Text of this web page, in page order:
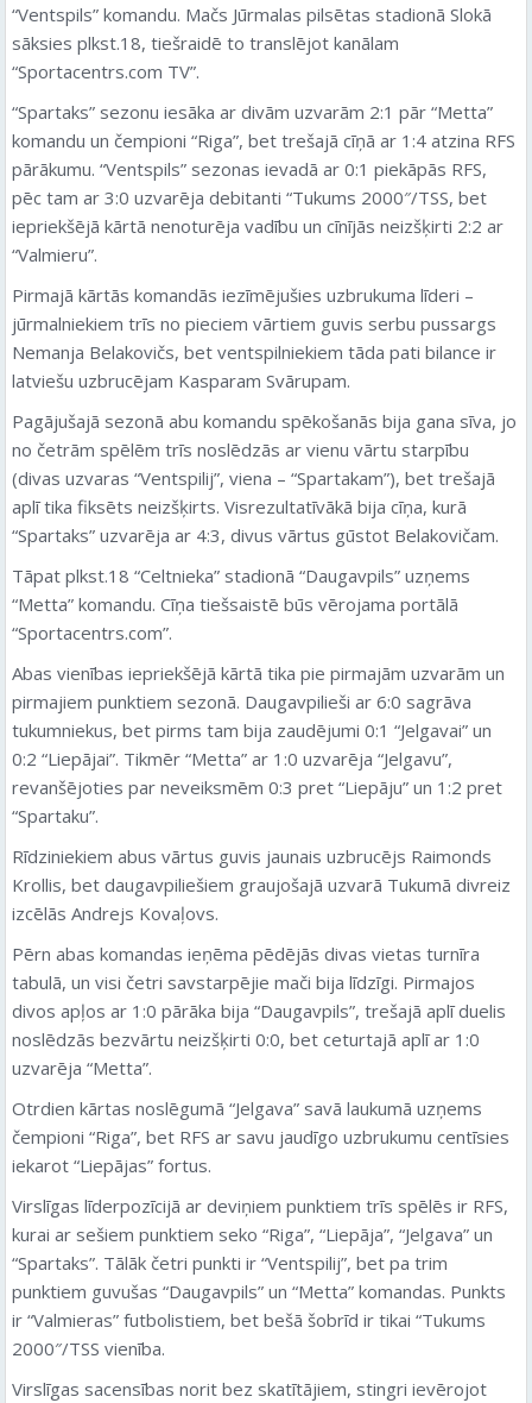
“Ventspils” komandu. Mačs Jūrmalas pilsētas stadionā Slokā
sāksies plkst.18, tiešraidē to translējot kanālam
“Sportacentrs.com TV”.
“Spartaks” sezonu iesāka ar divām uzvarām 2:1 pār “Metta”
komandu un čempioni “Riga”, bet trešajā cīņā ar 1:4 atzina RFS
pārākumu. “Ventspils” sezonas ievadā ar 0:1 piekāpās RFS,
pēc tam ar 3:0 uzvarēja debitanti “Tukums 2000″/TSS, bet
iepriekšējā kārtā nenoturēja vadību un cīnījās neizšķirti 2:2 ar
“Valmieru”.
Pirmajā kārtās komandās iezīmējušies uzbrukuma līderi –
jūrmalniekiem trīs no pieciem vārtiem guvis serbu pussargs
Nemanja Belakovičs, bet ventspilniekiem tāda pati bilance ir
latviešu uzbrucējam Kasparam Svārupam.
Pagājušajā sezonā abu komandu spēkošanās bija gana sīva, jo
no četrām spēlēm trīs noslēdzās ar vienu vārtu starpību
(divas uzvaras “Ventspilij”, viena – “Spartakam”), bet trešajā
aplī tika fiksēts neizšķirts. Visrezultatīvākā bija cīņa, kurā
“Spartaks” uzvarēja ar 4:3, divus vārtus gūstot Belakovičam.
Tāpat plkst.18 “Celtnieka” stadionā “Daugavpils” uzņems
“Metta” komandu. Cīņa tiešsaistē būs vērojama portālā
“Sportacentrs.com”.
Abas vienības iepriekšējā kārtā tika pie pirmajām uzvarām un
pirmajiem punktiem sezonā. Daugavpilieši ar 6:0 sagrāva
tukumniekus, bet pirms tam bija zaudējumi 0:1 “Jelgavai” un
0:2 “Liepājai”. Tikmēr “Metta” ar 1:0 uzvarēja “Jelgavu”,
revanšējoties par neveiksmēm 0:3 pret “Liepāju” un 1:2 pret
“Spartaku”.
Rīdziniekiem abus vārtus guvis jaunais uzbrucējs Raimonds
Krollis, bet daugavpiliešiem graujošajā uzvarā Tukumā divreiz
izcēlās Andrejs Kovaļovs.
Pērn abas komandas ieņēma pēdējās divas vietas turnīra
tabulā, un visi četri savstarpējie mači bija līdzīgi. Pirmajos
divos apļos ar 1:0 pārāka bija “Daugavpils”, trešajā aplī duelis
noslēdzās bezvārtu neizšķirti 0:0, bet ceturtajā aplī ar 1:0
uzvarēja “Metta”.
Otrdien kārtas noslēgumā “Jelgava” savā laukumā uzņems
čempioni “Riga”, bet RFS ar savu jaudīgo uzbrukumu centīsies
iekarot “Liepājas” fortus.
Virslīgas līderpozīcijā ar deviņiem punktiem trīs spēlēs ir RFS,
kurai ar sešiem punktiem seko “Riga”, “Liepāja”, “Jelgava” un
“Spartaks”. Tālāk četri punkti ir “Ventspilij”, bet pa trim
punktiem guvušas “Daugavpils” un “Metta” komandas. Punkts
ir “Valmieras” futbolistiem, bet bešā šobrīd ir tikai “Tukums
2000″/TSS vienība.
Virslīgas sacensības norit bez skatītājiem, stingri ievērojot